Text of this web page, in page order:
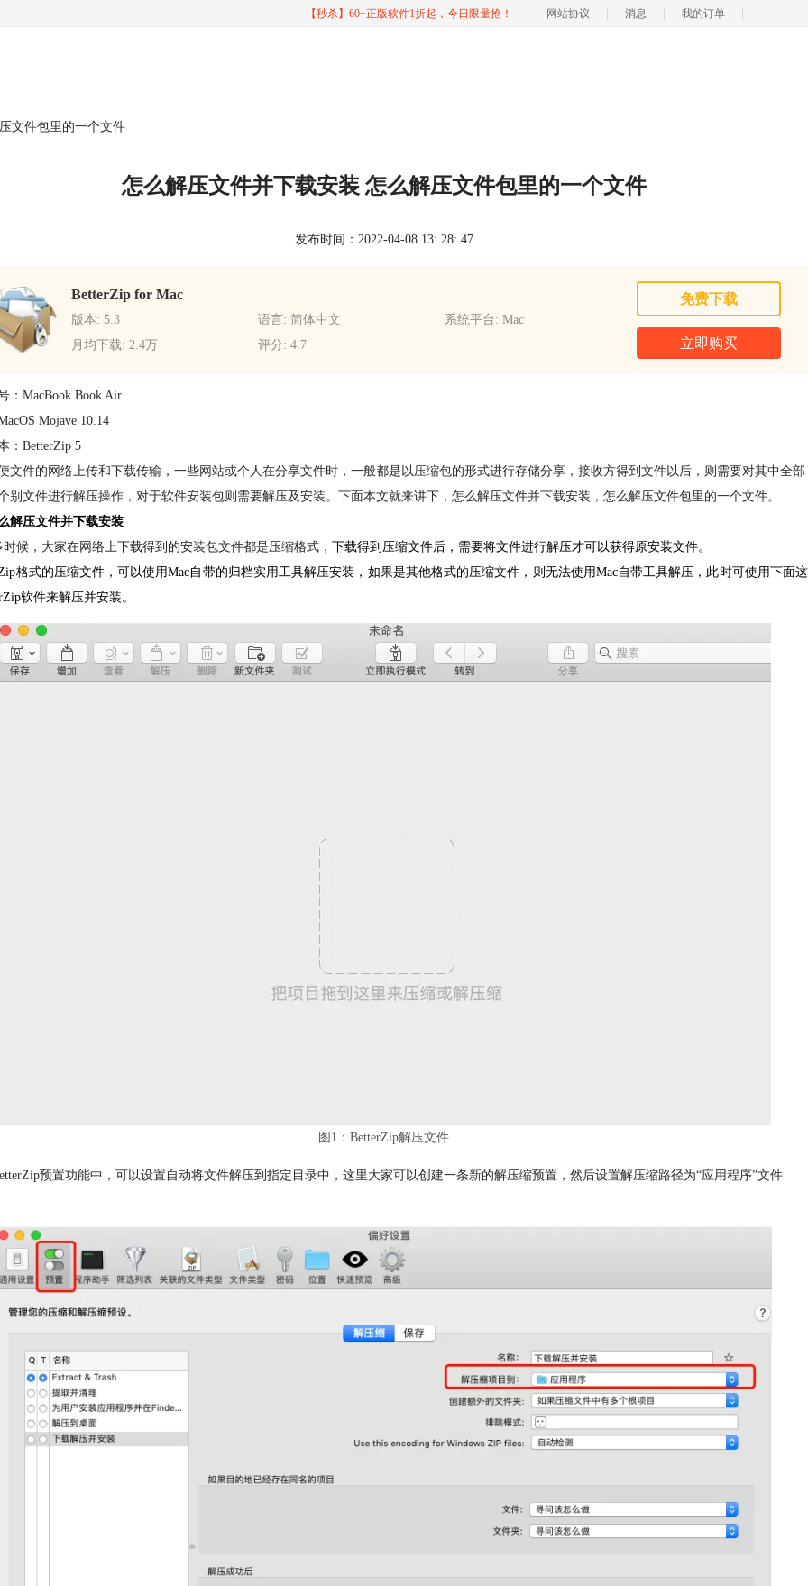
【秒杀】60+正版软件1折起，今日限量抢！ 网站协议 消息 我的订单
文件包里的一个文件
怎么解压文件并下载安装 怎么解压文件包里的一个文件
发布时间：2022-04-08 13: 28: 47
BetterZip for Mac
版本: 5.3 语言: 简体中文
系统平台: Mac
月均下载: 2.4万
评分: 4.7
免费下载
立即购买
：MacBook Book Air
Mojave 10.14
：BetterZip 5
文件的网络上传和下载传输，一些网站或个人在分享文件时，一般都是以压缩包的形式进行存储分享，接收方得到文件以后，则需要对其中全部
别文件进行解压操作，对于软件安装包则需要解压及安装。下面本文就来讲下，怎么解压文件并下载安装，怎么解压文件包里的一个文件。
解压文件并下载安装
时候，大家在网络上下载得到的安装包文件都是压缩格式，下载得到压缩文件后，需要将文件进行解压才可以获得原安装文件。
格式的压缩文件，可以使用Mac自带的归档实用工具解压安装，如果是其他格式的压缩文件，则无法使用Mac自带工具解压，此时可使用下面这
软件来解压并安装。
图1：BetterZip解压文件
预置功能中，可以设置自动将文件解压到指定目录中，这里大家可以创建一条新的解压缩预置，然后设置解压缩路径为“应用程序”文件